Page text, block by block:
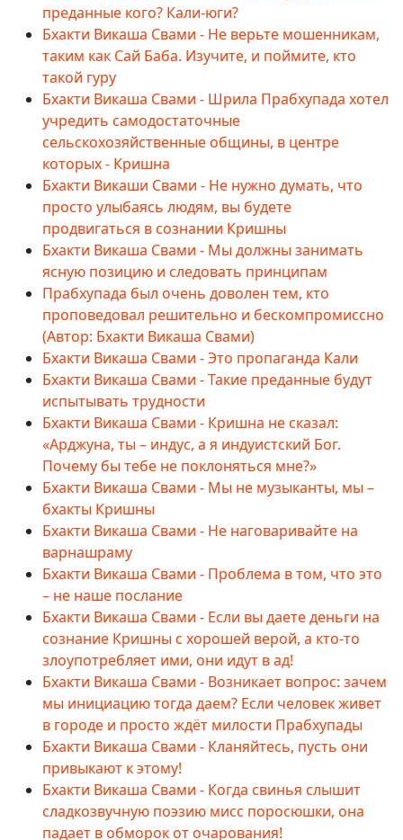
преданные кого? Кали-юги?
Бхакти Викаша Свами - Не верьте мошенникам,
таким как Сай Баба. Изучите, и поймите, кто
такой гуру
Бхакти Викаша Свами - Шрила Прабхупада хотел
учредить самодостаточные
сельскохозяйственные общины, в центре
которых - Кришна
Бхакти Викаши Свами - Не нужно думать, что
просто улыбаясь людям, вы будете
продвигаться в сознании Кришны
Бхакти Викаша Свами - Мы должны занимать
ясную позицию и следовать принципам
Прабхупада был очень доволен тем, кто
проповедовал решительно и бескомпромиссно
(Автор: Бхакти Викаша Свами)
Бхакти Викаша Свами - Это пропаганда Кали
Бхакти Викаша Свами - Такие преданные будут
испытывать трудности
Бхакти Викаша Свами - Кришна не сказал:
«Арджуна, ты – индус, а я индуистский Бог.
Почему бы тебе не поклоняться мне?»
Бхакти Викаша Свами - Мы не музыканты, мы –
бхакты Кришны
Бхакти Викаша Свами - Не наговаривайте на
варнашраму
Бхакти Викаша Свами - Проблема в том, что это
– не наше послание
Бхакти Викаша Свами - Если вы даете деньги на
сознание Кришны с хорошей верой, а кто-то
злоупотребляет ими, они идут в ад!
Бхакти Викаша Свами - Возникает вопрос: зачем
мы инициацию тогда даем? Если человек живет
в городе и просто ждёт милости Прабхупады
Бхакти Викаша Свами - Кланяйтесь, пусть они
привыкают к этому!
Бхакти Викаша Свами - Когда свинья слышит
сладкозвучную поэзию мисс поросюшки, она
падает в обморок от очарования!